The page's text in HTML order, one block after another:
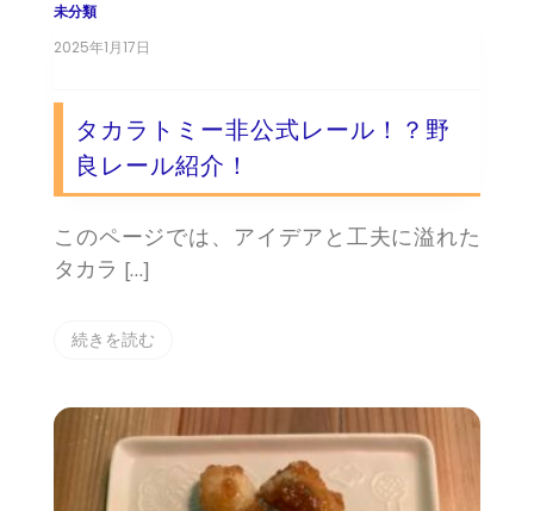
未分類
2025年1月17日
タカラトミー非公式レール！？野
良レール紹介！
このページでは、アイデアと工夫に溢れた
タカラ […]
続きを読む